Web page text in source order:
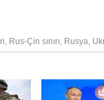
, Rus-Çin sınırı, Rusya,